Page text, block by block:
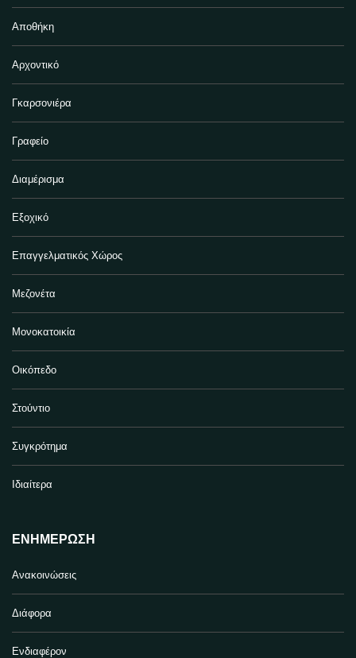
Αποθήκη
Αρχοντικό
Γκαρσονιέρα
Γραφείο
Διαμέρισμα
Εξοχικό
Επαγγελματικός Χώρος
Μεζονέτα
Μονοκατοικία
Οικόπεδο
Στούντιο
Συγκρότημα
Ιδιαίτερα
ΕΝΗΜΈΡΩΣΗ
Ανακοινώσεις
Διάφορα
Ενδιαφέρον